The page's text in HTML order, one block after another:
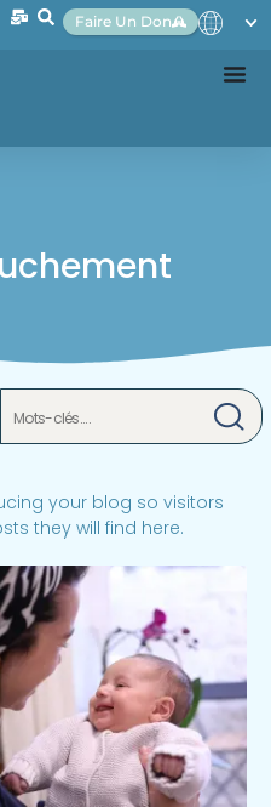
Faire Un Don
your blog so visitors
they will find here.